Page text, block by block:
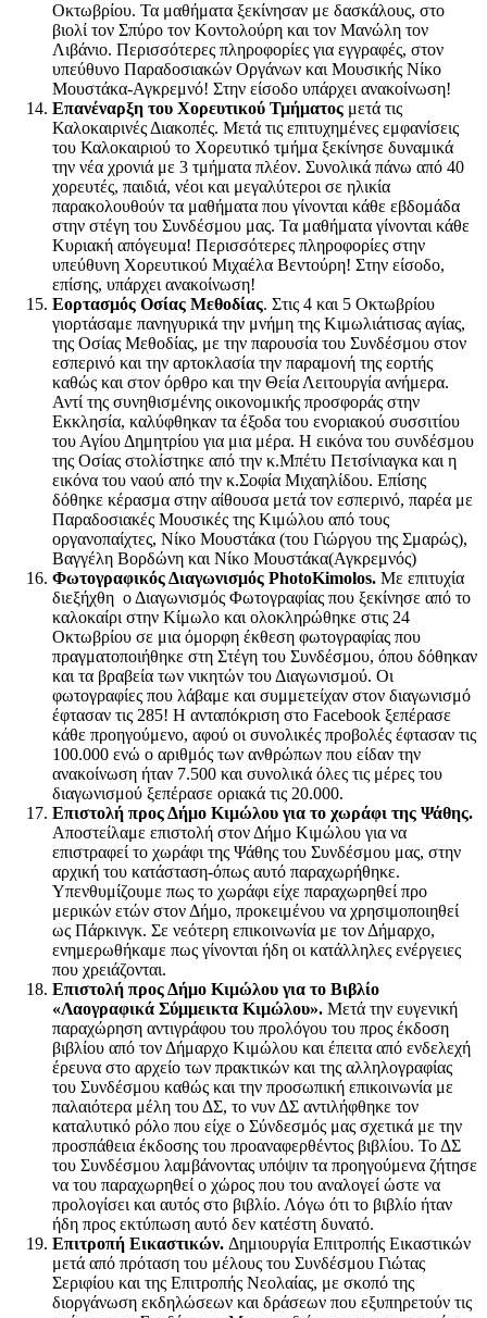
Οκτωβρίου. Τα μαθήματα ξεκίνησαν με δασκάλους, στο
βιολί τον Σπύρο τον Κοντολούρη και τον Μανώλη τον
Λιβάνιο. Περισσότερες πληροφορίες για εγγραφές, στον
υπεύθυνο Παραδοσιακών Οργάνων και Μουσικής Νίκο
Μουστάκα-Αγκρεμνό! Στην είσοδο υπάρχει ανακοίνωση!
Επανέναρξη του Χορευτικού Τμήματος μετά τις
Καλοκαιρινές Διακοπές. Μετά τις επιτυχημένες εμφανίσεις
του Καλοκαιριού το Χορευτικό τμήμα ξεκίνησε δυναμικά
την νέα χρονιά με 3 τμήματα πλέον. Συνολικά πάνω από 40
χορευτές, παιδιά, νέοι και μεγαλύτεροι σε ηλικία
παρακολουθούν τα μαθήματα που γίνονται κάθε εβδομάδα
στην στέγη του Συνδέσμου μας. Τα μαθήματα γίνονται κάθε
Κυριακή απόγευμα! Περισσότερες πληροφορίες στην
υπεύθυνη Χορευτικού Μιχαέλα Βεντούρη! Στην είσοδο,
επίσης, υπάρχει ανακοίνωση!
Εορτασμός Οσίας Μεθοδίας. Στις 4 και 5 Οκτωβρίου
γιορτάσαμε πανηγυρικά την μνήμη της Κιμωλιάτισας αγίας,
της Οσίας Μεθοδίας, με την παρουσία του Συνδέσμου στον
εσπερινό και την αρτοκλασία την παραμονή της εορτής
καθώς και στον όρθρο και την Θεία Λειτουργία ανήμερα.
Αντί της συνηθισμένης οικονομικής προσφοράς στην
Εκκλησία, καλύφθηκαν τα έξοδα του ενοριακού συσσιτίου
του Αγίου Δημητρίου για μια μέρα. Η εικόνα του συνδέσμου
της Οσίας στολίστηκε από την κ.Μπέτυ Πετσίνιαγκα και η
εικόνα του ναού από την κ.Σοφία Μιχαηλίδου. Επίσης
δόθηκε κέρασμα στην αίθουσα μετά τον εσπερινό, παρέα με
Παραδοσιακές Μουσικές της Κιμώλου από τους
οργανοπαίχτες, Νίκο Μουστάκα (του Γιώργου της Σμαρώς),
Βαγγέλη Βορδώνη και Νίκο Μουστάκα(Αγκρεμνός)
Φωτογραφικός Διαγωνισμός PhotoKimolos. Με επιτυχία
διεξήχθη ο Διαγωνισμός Φωτογραφίας που ξεκίνησε από το
καλοκαίρι στην Κίμωλο και ολοκληρώθηκε στις 24
Οκτωβρίου σε μια όμορφη έκθεση φωτογραφίας που
πραγματοποιήθηκε στη Στέγη του Συνδέσμου, όπου δόθηκαν
και τα βραβεία των νικητών του Διαγωνισμού. Οι
φωτογραφίες που λάβαμε και συμμετείχαν στον διαγωνισμό
έφτασαν τις 285! Η ανταπόκριση στο Facebook ξεπέρασε
κάθε προηγούμενο, αφού οι συνολικές προβολές έφτασαν τις
100.000 ενώ ο αριθμός των ανθρώπων που είδαν την
ανακοίνωση ήταν 7.500 και συνολικά όλες τις μέρες του
διαγωνισμού ξεπέρασε οριακά τις 20.000.
Επιστολή προς Δήμο Κιμώλου για το χωράφι της Ψάθης.
Αποστείλαμε επιστολή στον Δήμο Κιμώλου για να
επιστραφεί το χωράφι της Ψάθης του Συνδέσμου μας, στην
αρχική του κατάσταση-όπως αυτό παραχωρήθηκε.
Υπενθυμίζουμε πως το χωράφι είχε παραχωρηθεί προ
μερικών ετών στον Δήμο, προκειμένου να χρησιμοποιηθεί
ως Πάρκινγκ. Σε νεότερη επικοινωνία με τον Δήμαρχο,
ενημερωθήκαμε πως γίνονται ήδη οι κατάλληλες ενέργειες
που χρειάζονται.
Επιστολή προς Δήμο Κιμώλου για το Βιβλίο
«Λαογραφικά Σύμμεικτα Κιμώλου». Μετά την ευγενική
παραχώρηση αντιγράφου του προλόγου του προς έκδοση
βιβλίου από τον Δήμαρχο Κιμώλου και έπειτα από ενδελεχή
έρευνα στο αρχείο των πρακτικών και της αλληλογραφίας
του Συνδέσμου καθώς και την προσωπική επικοινωνία με
παλαιότερα μέλη του ΔΣ, το νυν ΔΣ αντιλήφθηκε τον
καταλυτικό ρόλο που είχε ο Σύνδεσμός μας σχετικά με την
προσπάθεια έκδοσης του προαναφερθέντος βιβλίου. Το ΔΣ
του Συνδέσμου λαμβάνοντας υπόψιν τα προηγούμενα ζήτησε
να του παραχωρηθεί ο χώρος που του αναλογεί ώστε να
προλογίσει και αυτός στο βιβλίο. Λόγω ότι το βιβλίο ήταν
ήδη προς εκτύπωση αυτό δεν κατέστη δυνατό.
Επιτροπή Εικαστικών. Δημιουργία Επιτροπής Εικαστικών
μετά από πρόταση του μέλους του Συνδέσμου Γιώτας
Σεριφίου και της Επιτροπής Νεολαίας, με σκοπό της
διοργάνωση εκδηλώσεων και δράσεων που εξυπηρετούν τις